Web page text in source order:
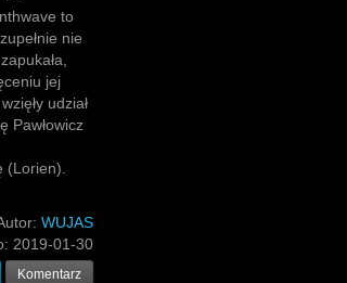
to
nie
jej
udział
Pawłowicz
(Lorien).
WUJAS
2019-01-30
Komentarz